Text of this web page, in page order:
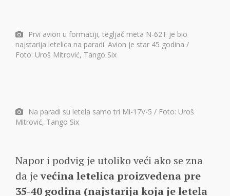
Prvi avion u formaciji, tegljač meta N-62T je bio
najstarija letelica na paradi. Avion je star 45 godina /
Foto: Uroš Mitrović, Tango Six
Na paradi su letela samo tri Mi-17V-5 / Foto: Uroš
Mitrović, Tango Six
Napor i podvig je utoliko veći ako se zna
da jevećina letelica proizvedena pre
35-40 godina (najstarija koja je letela